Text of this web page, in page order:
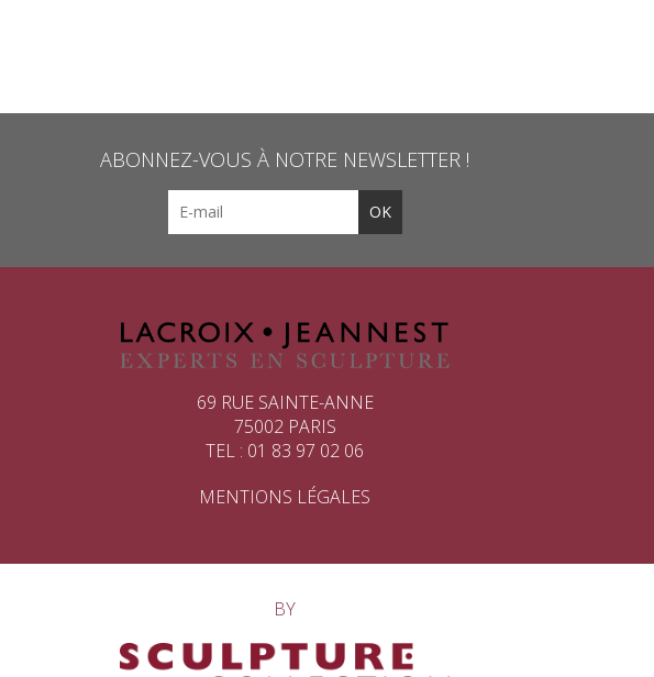
ABONNEZ-VOUS À NOTRE NEWSLETTER !
69 RUE SAINTE-ANNE
75002 PARIS
TEL : 01 83 97 02 06
MENTIONS LÉGALES
BY